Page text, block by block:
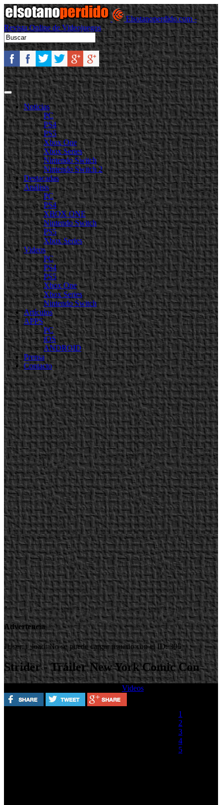
Elsotanoperdido.com -
Revista Online de Videojuegos
Noticias
PC
PS4
PS5
Xbox One
Xbox Series
Nintendo Switch
Nintendo Switch 2
Destacadas
Análisis
PC
PS4
XBOX ONE
Nintendo Switch
PS5
Xbox Series
Videos
PC
PS4
PS5
Xbox One
Xbox Series
Nintendo Switch
Artículos
APPS
PC
iOS
ANDROID
Prensa
Contacto
×
Advertencia
JUser: :_load: No se puede cargar usuario con el ID: 395
Strider - Tráiler New York Comic Con
Videos
1
2
3
4
5